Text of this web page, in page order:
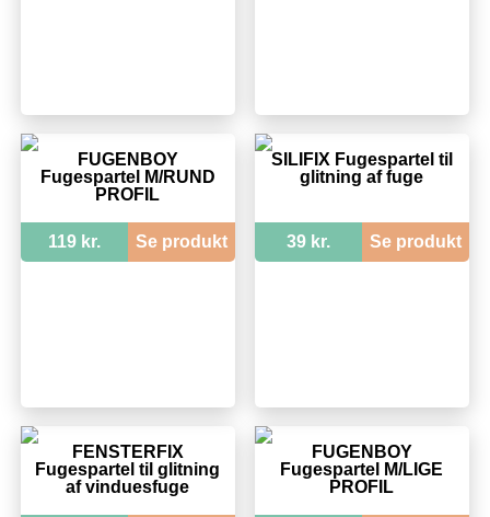
FUGENBOY
Fugespartel M/RUND
PROFIL
119 kr. Se produkt
SILIFIX Fugespartel til
glitning af fuge
39 kr. Se produkt
FENSTERFIX
Fugespartel til glitning
af vinduesfuge
FUGENBOY
Fugespartel M/LIGE
PROFIL